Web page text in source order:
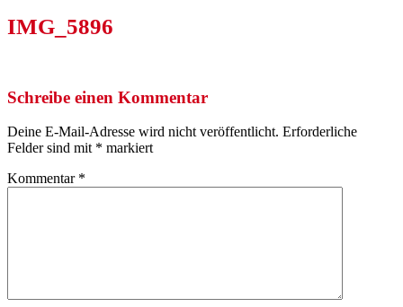
IMG_5896
Schreibe einen Kommentar
Deine E-Mail-Adresse wird nicht veröffentlicht. Erforderliche
Felder sind mit * markiert
Kommentar *